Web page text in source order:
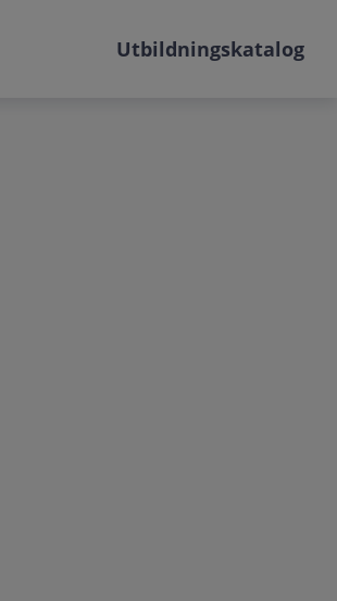
Utbildningskatalog